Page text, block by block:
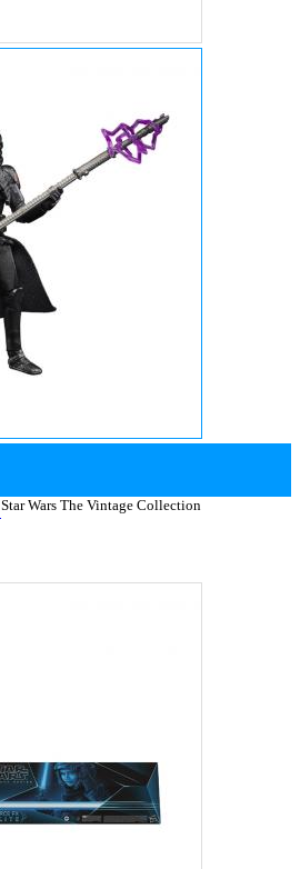
Star Wars The Vintage Collection